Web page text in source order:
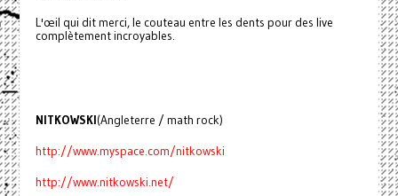
L'œil qui dit merci, le couteau entre les dents pour des live
complètement incroyables.
NITKOWSKI(Angleterre / math rock)
http://www.myspace.com/nitkowski
http://www.nitkowski.net/